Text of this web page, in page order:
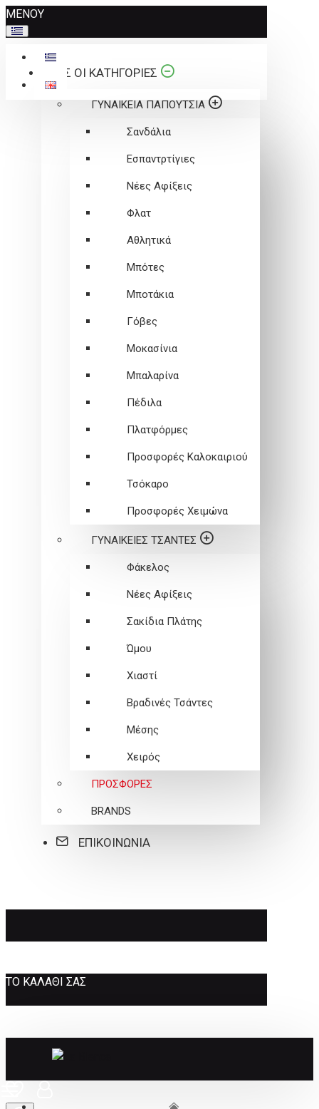
Σημείωση:
Αυτός
ο
ιστότοπος
περιλαμβάνει
προσβασιμότητας.
ΜΕΝΟΥ
ΟΛΕΣ ΟΙ ΚΑΤΗΓΟΡΙΕΣ
ΓΥΝΑΙΚΕΙΑ ΠΑΠΟΥΤΣΙΑ
Σανδάλια
Εσπαντρτίγιες
Νέες Αφίξεις
Φλατ
Αθλητικά
Μπότες
Μποτάκια
Γόβες
Μοκασίνια
Μπαλαρίνα
Πέδιλα
Πλατφόρμες
Προσφορές Καλοκαιριού
Τσόκαρο
Προσφορές Χειμώνα
ΓΥΝΑΙΚΕΙEΣ ΤΣΑΝΤΕΣ
Φάκελος
Νέες Αφίξεις
Σακίδια Πλάτης
Ώμου
Χιαστί
Βραδινές Τσάντες
Μέσης
Χειρός
ΠΡΟΣΦΟΡΕΣ
BRANDS
ΕΠΙΚΟΙΝΩΝΙΑ
ΤΟ ΚΑΛΆΘΙ ΣΑΣ